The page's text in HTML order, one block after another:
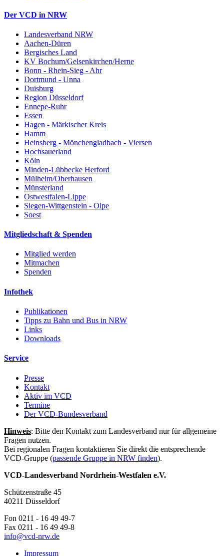
Der VCD in NRW
Landesverband NRW
Aachen-Düren
Bergisches Land
KV Bochum/Gelsenkirchen/Herne
Bonn - Rhein-Sieg - Ahr
Dortmund - Unna
Duisburg
Region Düsseldorf
Ennepe-Ruhr
Essen
Hagen - Märkischer Kreis
Hamm
Heinsberg - Mönchengladbach - Viersen
Hochsauerland
Köln
Minden-Lübbecke Herford
Mülheim/Oberhausen
Münsterland
Ostwestfalen-Lippe
Siegen-Wittgenstein - Olpe
Soest
Mitgliedschaft & Spenden
Mitglied werden
Mitmachen
Spenden
Infothek
Publikationen
Tipps zu Bahn und Bus in NRW
Links
Downloads
Service
Presse
Kontakt
Aktiv im VCD
Termine
Der VCD-Bundesverband
Hinweis: Bitte den Kontakt zum Landesverband nur für allgemeine
Fragen nutzen.
Bei regionalen Fragen kontaktieren Sie direkt die entsprechende
VCD-Gruppe (passende Gruppe in NRW finden).
VCD-Landesverband Nordrhein-Westfalen e.V.
Schützenstraße 45
40211 Düsseldorf
Fon 0211 - 16 49 49-7
Fax 0211 - 16 49 49-8
info@vcd-nrw.de
Impressum